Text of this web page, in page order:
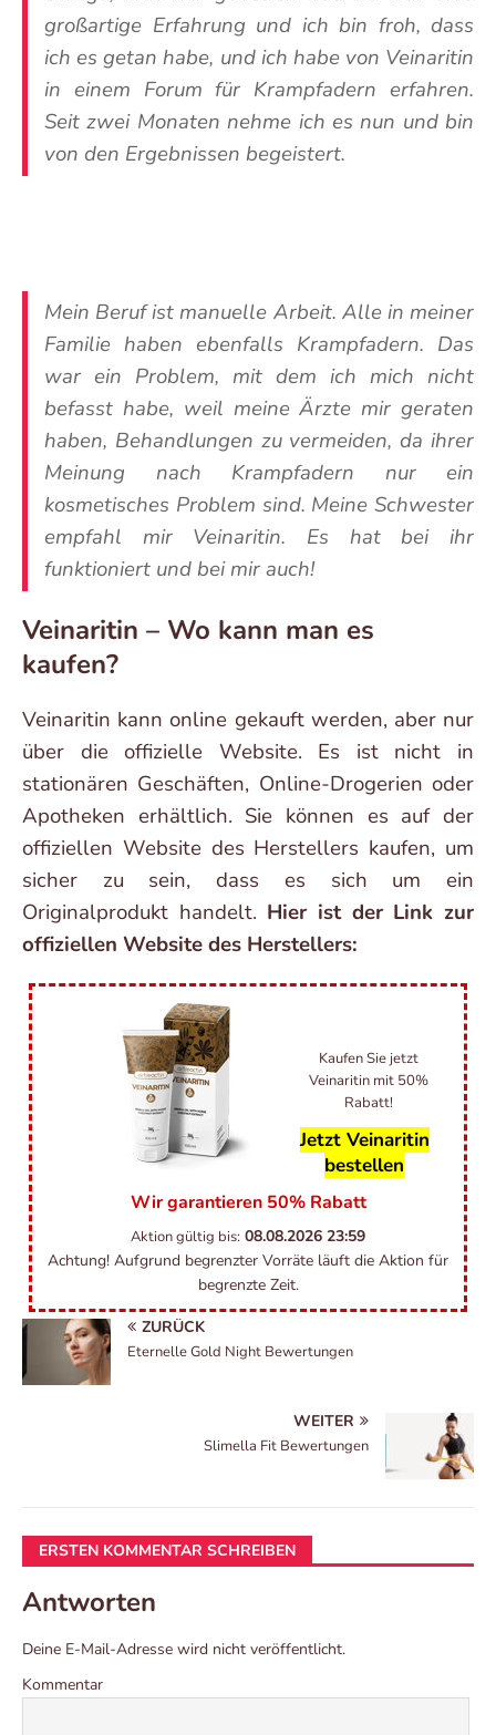
großartige Erfahrung und ich bin froh, dass
ich es getan habe, und ich habe von Veinaritin
in einem Forum für Krampfadern erfahren.
Seit zwei Monaten nehme ich es nun und bin
von den Ergebnissen begeistert.
Mein Beruf ist manuelle Arbeit. Alle in meiner
Familie haben ebenfalls Krampfadern. Das
war ein Problem, mit dem ich mich nicht
befasst habe, weil meine Ärzte mir geraten
haben, Behandlungen zu vermeiden, da ihrer
Meinung nach Krampfadern nur ein
kosmetisches Problem sind. Meine Schwester
empfahl mir Veinaritin. Es hat bei ihr
funktioniert und bei mir auch!
Veinaritin – Wo kann man es
kaufen?
Veinaritin kann online gekauft werden, aber nur
über die offizielle Website. Es ist nicht in
stationären Geschäften, Online-Drogerien oder
Apotheken erhältlich. Sie können es auf der
offiziellen Website des Herstellers kaufen, um
sicher zu sein, dass es sich um ein
Originalprodukt handelt. Hier ist der Link zur
offiziellen Website des Herstellers:
Kaufen Sie jetzt
Veinaritin mit 50%
Rabatt!
Jetzt Veinaritin
bestellen
Wir garantieren 50% Rabatt
Aktion gültig bis: 08.08.2026 23:59
Achtung! Aufgrund begrenzter Vorräte läuft die Aktion für
begrenzte Zeit.
ZURÜCK
Eternelle Gold Night Bewertungen
WEITER
Slimella Fit Bewertungen
ERSTEN KOMMENTAR SCHREIBEN
Antworten
Deine E-Mail-Adresse wird nicht veröffentlicht.
Kommentar